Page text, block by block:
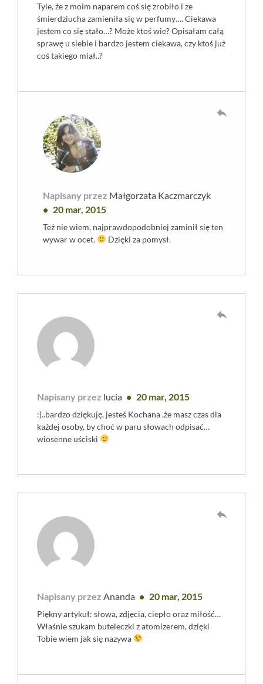
Tyle, że z moim naparem coś się zrobiło i ze
śmierdziucha zamieniła się w perfumy…. Ciekawa
jestem co się stało…? Może ktoś wie? Opisałam całą
sprawę u siebie i bardzo jestem ciekawa, czy ktoś już
coś takiego miał..?
Napisany przez Małgorzata Kaczmarczyk
20 mar, 2015
Też nie wiem, najprawdopodobniej zaminił się ten
wywar w ocet.
Dzięki za pomysł.
reply
Napisany przez lucia 20 mar, 2015
:)..bardzo dziękuję, jesteś Kochana ,że masz czas dla
każdej osoby, by choć w paru słowach odpisać…
wiosenne uściski
reply
Napisany przez Ananda 20 mar, 2015
Piękny artykuł: słowa, zdjęcia, ciepło oraz miłość…
Właśnie szukam buteleczki z atomizerem, dzięki
Tobie wiem jak się nazywa
reply